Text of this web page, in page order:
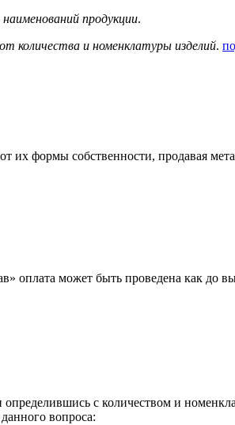
продукции.
количества и номенклатуры изделий.
их формы собственности, продавая
оплата может быть проведена как до
с количеством и
вопроса: